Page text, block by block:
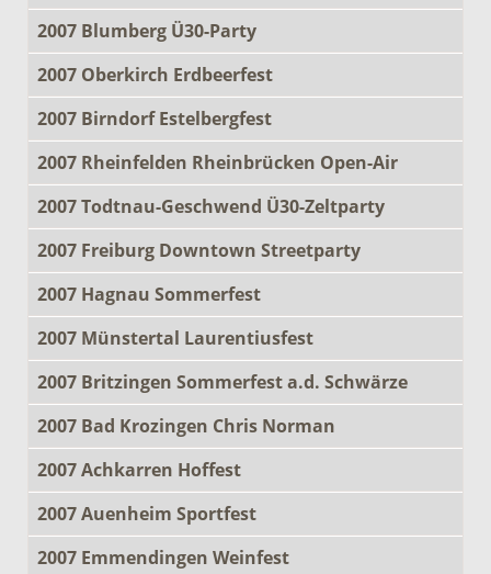
2007 Blumberg Ü30-Party
2007 Oberkirch Erdbeerfest
2007 Birndorf Estelbergfest
2007 Rheinfelden Rheinbrücken Open-Air
2007 Todtnau-Geschwend Ü30-Zeltparty
2007 Freiburg Downtown Streetparty
2007 Hagnau Sommerfest
2007 Münstertal Laurentiusfest
2007 Britzingen Sommerfest a.d. Schwärze
2007 Bad Krozingen Chris Norman
2007 Achkarren Hoffest
2007 Auenheim Sportfest
2007 Emmendingen Weinfest